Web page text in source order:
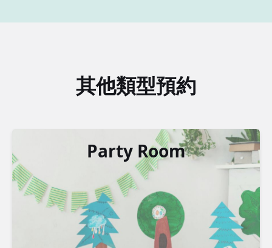
其他類型預約
Party Room